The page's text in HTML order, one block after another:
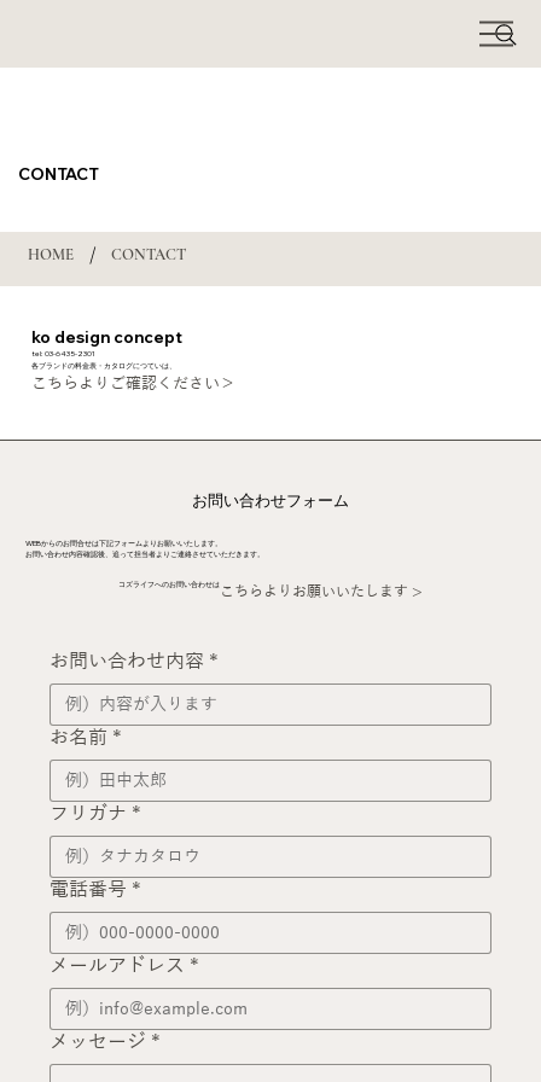
CONTACT
HOME / CONTACT
ko design concept
tel: 03-6435-2301
各ブランドの料金表・カタログにつていは、
こちらよりご確認ください＞
お問い合わせフォーム
WEBからのお問合せは下記フォームよりお願いいたします。
お問い合わせ内容確認後、追って担当者よりご連絡させていただきます。
コズライフへのお問い合わせはこちらよりお願いいたします >
お問い合わせ内容 *
お名前 *
フリガナ *
電話番号 *
メールアドレス *
メッセージ *